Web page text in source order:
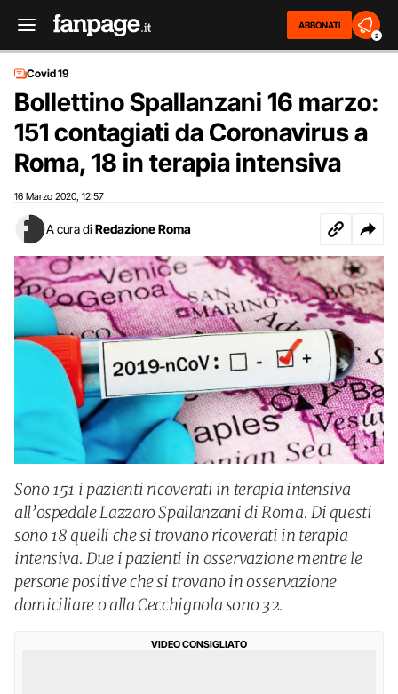
ABBONATI
2
Covid 19
Bollettino Spallanzani 16 marzo:
151 contagiati da Coronavirus a
Roma, 18 in terapia intensiva
16 Marzo 2020 12:57
A cura di Redazione Roma
Sono 151 i pazienti ricoverati in terapia intensiva
all’ospedale Lazzaro Spallanzani di Roma. Di questi
sono 18 quelli che si trovano ricoverati in terapia
intensiva. Due i pazienti in osservazione mentre le
persone positive che si trovano in osservazione
domiciliare o alla Cecchignola sono 32.
VIDEO CONSIGLIATO